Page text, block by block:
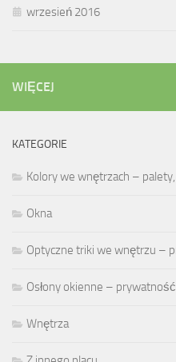
wrzesień 2016
WIĘCEJ
KATEGORIE
Kolory we wnętrzach –
Okna
Optyczne triki we wnętrzu –
Osłony okienne –
Wnętrza